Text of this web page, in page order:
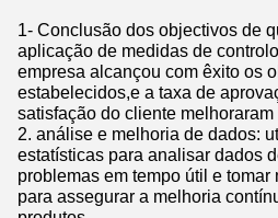
1- Conclusão dos objectivos de
aplicação de medidas de
empresa alcançou com êxito os
estabelecidos,e a taxa de
satisfação do cliente
2. análise e melhoria de dados:
estatísticas para analisar dados
problemas em tempo útil e
para assegurar a melhoria